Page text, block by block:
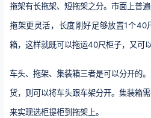
拖架有长拖架、短拖架之分。市面上普
拖架更灵活，长度刚好足够放置1个
箱，这样就既可以拖运40尺柜子，又可
车头、拖架、集装箱三者是可以分开的
货，则可以将车头跟车架分开。集装箱
来实现选柜提柜到拖架上。